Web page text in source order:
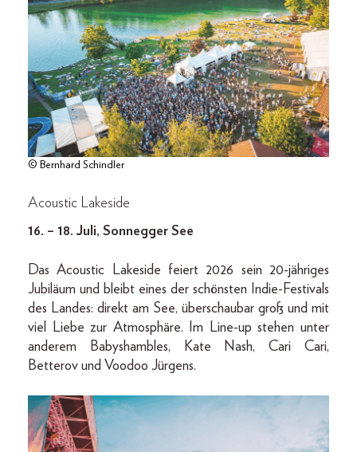
© Bernhard Schindler
Acoustic Lakeside
16. – 18. Juli, Sonnegger See
Das Acoustic Lakeside feiert 2026 sein 20-jähriges
Jubiläum und bleibt eines der schönsten Indie-Festivals
des Landes: direkt am See, überschaubar groß und mit
viel Liebe zur Atmosphäre. Im Line-up stehen unter
anderem Babyshambles, Kate Nash, Cari Cari,
Betterov und Voodoo Jürgens.